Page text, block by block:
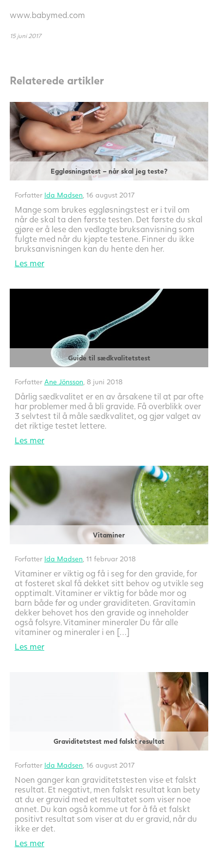
www.babymed.com
15 juni 2017
Relaterede artikler
Eggløsningstest – når skal jeg teste?
Forfatter Ida Madsen , 16 august 2017
Mange som brukes eggløsningstest er i tvil om
når de skal ta den første testen. Det første du skal
gjøre er å lese den vedlagte bruksanvisning som
fulgte med når du kjøpte testene. Finner du ikke
bruksanvisningen kan du hente den her.
Les mer
Guide til sædkvalitetstest
Forfatter Ane Jönsson , 8 juni 2018
Dårlig sædkvalitet er en av årsakene til at par ofte
har problemer med å bli gravide. Få overblikk over
3 selvtest til å måle sædkvalitet, og gjør valget av
det riktige testet lettere.
Les mer
Vitaminer
Forfatter Ida Madsen , 11 februar 2018
Vitaminer er viktig og få i seg for den gravide, for
at fosteret skal få dekket sitt behov og utvikle seg
opptimalt. Vitaminer er viktig for både mor og
barn både før og under graviditeten. Gravitamin
dekker behovet hos den gravide og inneholder
også folsyre. Vitaminer mineraler Du får alle
vitaminer og mineraler i en […]
Les mer
Graviditetstest med falskt resultat
Forfatter Ida Madsen , 16 august 2017
Noen ganger kan graviditetstesten vise et falskt
resultat. Et negativt, men falskt resultat kan bety
at du er gravid med et resultatet som viser noe
annet. Du kan også komme ut for å få et falskt
positivt resultat som viser at du er gravid, når du
ikke er det.
Les mer